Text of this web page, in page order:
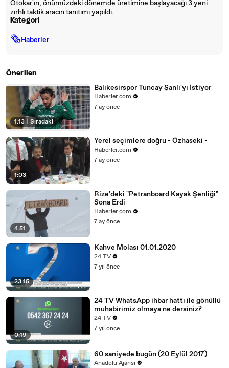
Otokar'ın, önümüzdeki dönemde üretimine başlayacağı 3 yeni
zırhlı taktik aracın tanıtımı yapıldı.
Kategori
🗞Haberler
Önerilen
1:13 Sıradaki
Balıkesirspor Tuncay Şanlı'yı İstiyor
Haberler.com
7 ay önce
1:03
Yerel seçimlere doğru - Özhaseki -
Haberler.com
7 ay önce
4:51
Rize'deki "Petranboard Kayak Şenliği"
Sona Erdi
Haberler.com
7 ay önce
23:15
Kahve Molası 01.01.2020
24 TV
7 yıl önce
0:19
24 TV WhatsApp ihbar hattı ile gönüllü
muhabirimiz olmaya ne dersiniz?
24 TV
7 yıl önce
60 saniyede bugün (20 Eylül 2017)
Anadolu Ajansı